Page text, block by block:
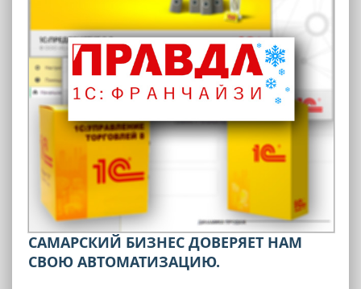
САМАРСКИЙ БИЗНЕС ДОВЕРЯЕТ НАМ
СВОЮ АВТОМАТИЗАЦИЮ.